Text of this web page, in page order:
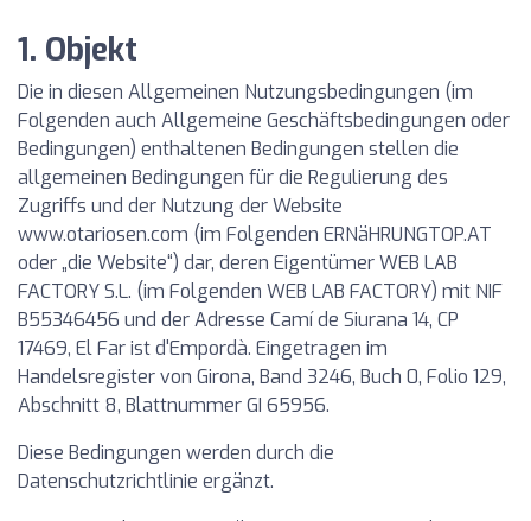
1. Objekt
Die in diesen Allgemeinen Nutzungsbedingungen (im
Folgenden auch Allgemeine Geschäftsbedingungen oder
Bedingungen) enthaltenen Bedingungen stellen die
allgemeinen Bedingungen für die Regulierung des
Zugriffs und der Nutzung der Website
www.otariosen.com (im Folgenden ERNäHRUNGTOP.AT
oder „die Website“) dar, deren Eigentümer WEB LAB
FACTORY S.L. (im Folgenden WEB LAB FACTORY) mit NIF
B55346456 und der Adresse Camí de Siurana 14, CP
17469, El Far ist d'Empordà. Eingetragen im
Handelsregister von Girona, Band 3246, Buch 0, Folio 129,
Abschnitt 8, Blattnummer GI 65956.
Diese Bedingungen werden durch die
Datenschutzrichtlinie ergänzt.